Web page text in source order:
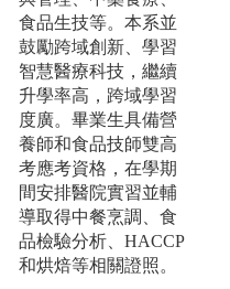
食品生技等。本系並
鼓勵跨域創新、學習
智慧醫療科技，繼續
升學率高，跨域學習
度廣。畢業生具備營
養師和食品技師雙高
考應考資格，在學期
間安排醫院實習並輔
導取得中餐烹調、食
品檢驗分析、HACCP
和烘焙等相關證照。